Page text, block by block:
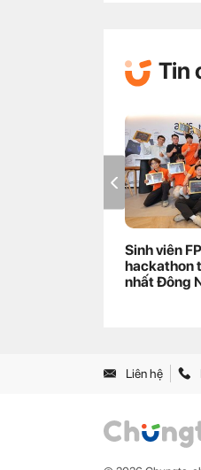
Tin
Sinh viên
hackathon
nhất Đông
Liên hệ